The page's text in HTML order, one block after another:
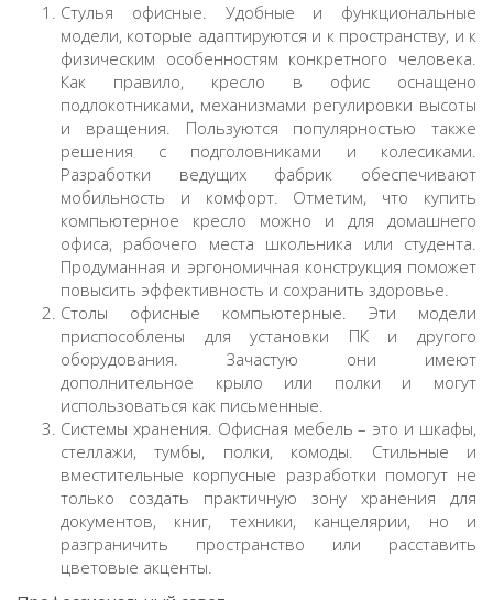
Стулья офисные. Удобные и функциональные
модели, которые адаптируются и к пространству, и к
физическим особенностям конкретного человека.
Как правило, кресло в офис оснащено
подлокотниками, механизмами регулировки высоты
и вращения. Пользуются популярностью также
решения с подголовниками и колесиками.
Разработки ведущих фабрик обеспечивают
мобильность и комфорт. Отметим, что купить
компьютерное кресло можно и для домашнего
офиса, рабочего места школьника или студента.
Продуманная и эргономичная конструкция поможет
повысить эффективность и сохранить здоровье.
Столы офисные компьютерные. Эти модели
приспособлены для установки ПК и другого
оборудования. Зачастую они имеют
дополнительное крыло или полки и могут
использоваться как письменные.
Системы хранения. Офисная мебель – это и шкафы,
стеллажи, тумбы, полки, комоды. Стильные и
вместительные корпусные разработки помогут не
только создать практичную зону хранения для
документов, книг, техники, канцелярии, но и
разграничить пространство или расставить
цветовые акценты.